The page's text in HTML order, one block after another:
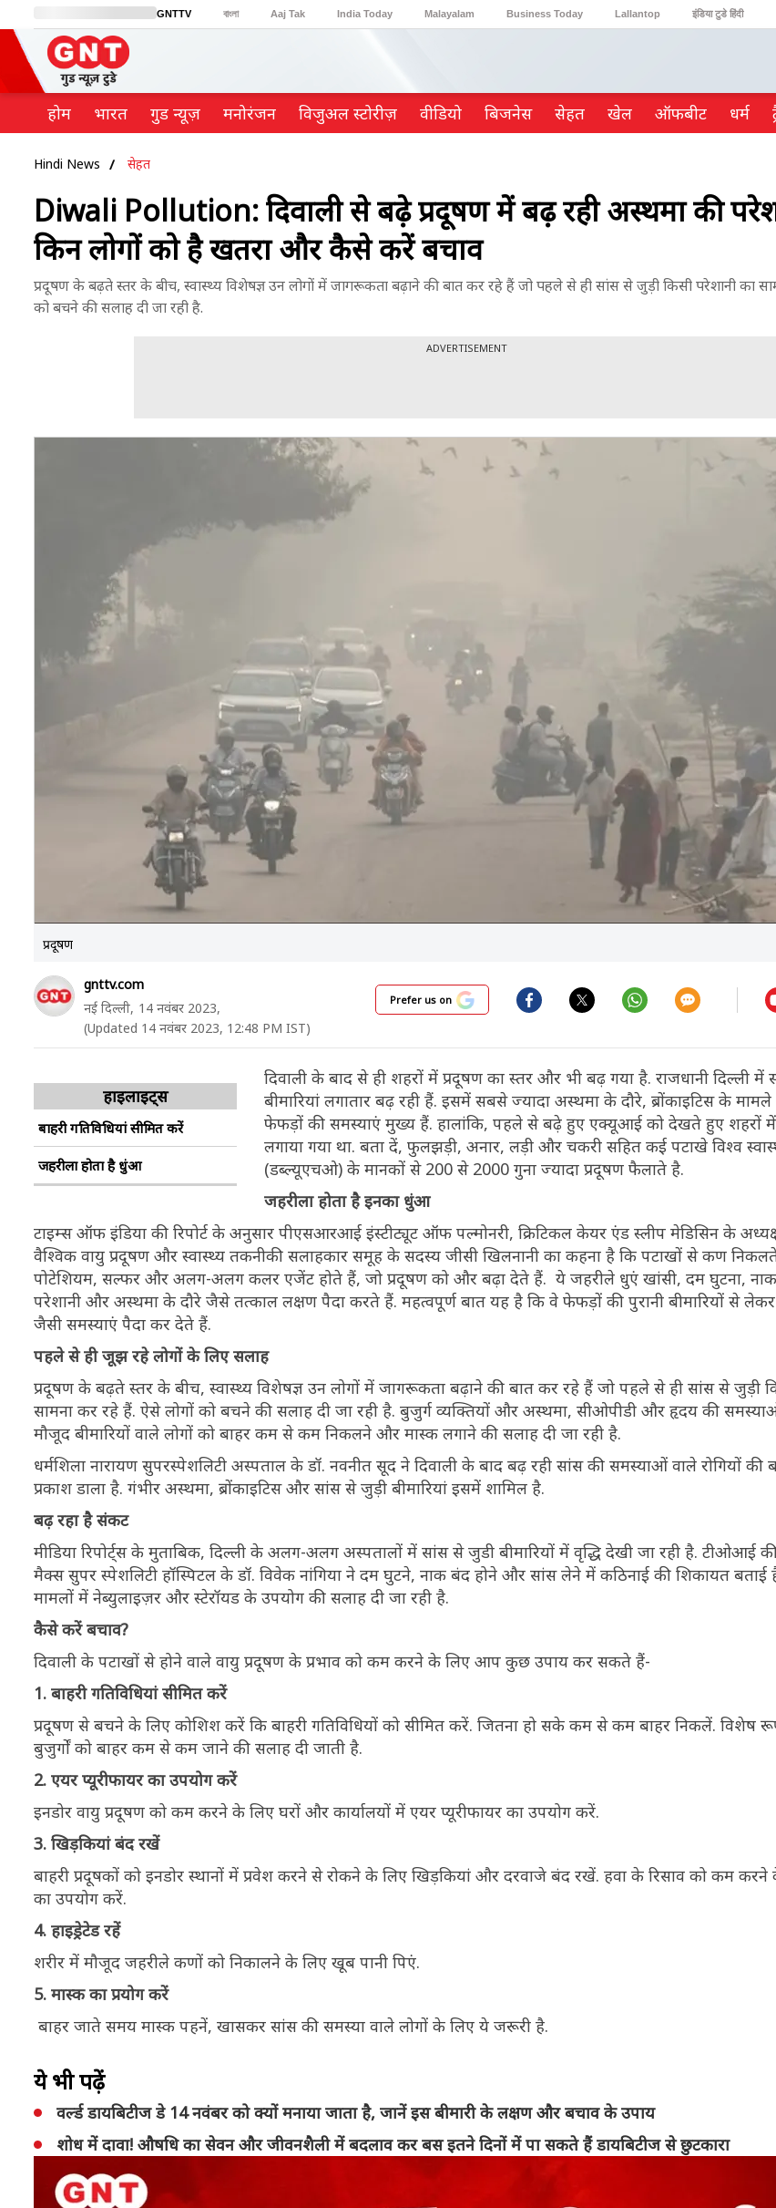
GNTTV বাংলা Aaj Tak India Today Malayalam Business Today Lallantop इंडिया टुडे हिंदी
BT Bazaar Cosmopolitan
होम भारत गुड न्यूज़ मनोरंजन विजुअल स्टोरीज़ वीडियो ब‍िजनेस सेहत खेल ऑफबीट धर्म
Hindi News सेहत
Diwali Pollution: दिवाली से बढ़े प्रदूषण में बढ़ रही अस्थमा की
किन लोगों को है खतरा और कैसे करें बचाव
प्रदूषण के बढ़ते स्तर के बीच, स्वास्थ्य विशेषज्ञ उन लोगों में जागरूकता बढ़ाने की बात कर रहे हैं जो पहले से ही सांस से जुड़ी किसी परेशानी का
को बचने की सलाह दी जा रही है.
ADVERTISEMENT
प्रदूषण
gnttv.com
नई दिल्ली, 14 नवंबर 2023,
(Updated 14 नवंबर 2023, 12:48 PM IST)
Prefer us on
हाइलाइट्स
बाहरी गतिविधियां सीमित करें
जहरीला होता है धुंआ
दिवाली के बाद से ही शहरों में प्रदूषण का स्तर और भी बढ़ गया है. राजधानी दिल्ली में
बीमारियां लगातार बढ़ रही हैं. इसमें सबसे ज्यादा अस्थमा के दौरे, ब्रोंकाइटिस के
फेफड़ों की समस्याएं मुख्य हैं. हालांकि, पहले से बढ़े हुए एक्यूआई को देखते हुए शहरों में
लगाया गया था. बता दें, फुलझड़ी, अनार, लड़ी और चकरी सहित कई पटाखे विश्व
(डब्ल्यूएचओ) के मानकों से 200 से 2000 गुना ज्यादा प्रदूषण फैलाते है.
जहरीला होता है इनका धुंआ
टाइम्स ऑफ इंडिया की रिपोर्ट के अनुसार पीएसआरआई इंस्टीट्यूट ऑफ पल्मोनरी, क्रिटिकल केयर एंड स्लीप मेडिसिन के
वैश्विक वायु प्रदूषण और स्वास्थ्य तकनीकी सलाहकार समूह के सदस्य जीसी खिलनानी का कहना है कि पटाखों से कण
पोटेशियम, सल्फर और अलग-अलग कलर एजेंट होते हैं, जो प्रदूषण को और बढ़ा देते हैं. ये जहरीले धुएं खांसी, दम घुटना,
परेशानी और अस्थमा के दौरे जैसे तत्काल लक्षण पैदा करते हैं. महत्वपूर्ण बात यह है कि वे फेफड़ों की पुरानी बीमारियों से
जैसी समस्याएं पैदा कर देते हैं.
पहले से ही जूझ रहे लोगों के लिए सलाह
प्रदूषण के बढ़ते स्तर के बीच, स्वास्थ्य विशेषज्ञ उन लोगों में जागरूकता बढ़ाने की बात कर रहे हैं जो पहले से ही सांस से जुड़ी
सामना कर रहे हैं. ऐसे लोगों को बचने की सलाह दी जा रही है. बुजुर्ग व्यक्तियों और अस्थमा, सीओपीडी और हृदय की
मौजूद बीमारियों वाले लोगों को बाहर कम से कम निकलने और मास्क लगाने की सलाह दी जा रही है.
धर्मशिला नारायण सुपरस्पेशलिटी अस्पताल के डॉ. नवनीत सूद ने दिवाली के बाद बढ़ रही सांस की समस्याओं वाले रोगियों की
प्रकाश डाला है. गंभीर अस्थमा, ब्रोंकाइटिस और सांस से जुड़ी बीमारियां इसमें शामिल है.
बढ़ रहा है संकट
मीडिया रिपोर्ट्स के मुताबिक, दिल्ली के अलग-अलग अस्पतालों में सांस से जुडी बीमारियों में वृद्धि देखी जा रही है. टीओआई की
मैक्स सुपर स्पेशलिटी हॉस्पिटल के डॉ. विवेक नांगिया ने दम घुटने, नाक बंद होने और सांस लेने में कठिनाई की शिकायत बताई
मामलों में नेब्युलाइज़र और स्टेरॉयड के उपयोग की सलाह दी जा रही है.
कैसे करें बचाव?
दिवाली के पटाखों से होने वाले वायु प्रदूषण के प्रभाव को कम करने के लिए आप कुछ उपाय कर सकते हैं-
1. बाहरी गतिविधियां सीमित करें
प्रदूषण से बचने के लिए कोशिश करें कि बाहरी गतिविधियों को सीमित करें. जितना हो सके कम से कम बाहर निकलें. विशेष
बुजुर्गों को बाहर कम से कम जाने की सलाह दी जाती है.
2. एयर प्यूरीफायर का उपयोग करें
इनडोर वायु प्रदूषण को कम करने के लिए घरों और कार्यालयों में एयर प्यूरीफायर का उपयोग करें.
3. खिड़कियां बंद रखें
बाहरी प्रदूषकों को इनडोर स्थानों में प्रवेश करने से रोकने के लिए खिड़कियां और दरवाजे बंद रखें. हवा के रिसाव को कम करने के
का उपयोग करें.
4. हाइड्रेटेड रहें
शरीर में मौजूद जहरीले कणों को निकालने के लिए खूब पानी पिएं.
5. मास्क का प्रयोग करें
बाहर जाते समय मास्क पहनें, खासकर सांस की समस्या वाले लोगों के लिए ये जरूरी है.
ये भी पढ़ें
वर्ल्ड डायबिटीज डे 14 नवंबर को क्यों मनाया जाता है, जानें इस बीमारी के लक्षण और बचाव के उपाय
शोध में दावा! औषधि का सेवन और जीवनशैली में बदलाव कर बस इतने दिनों में पा सकते हैं डायबिटीज से छुटकारा